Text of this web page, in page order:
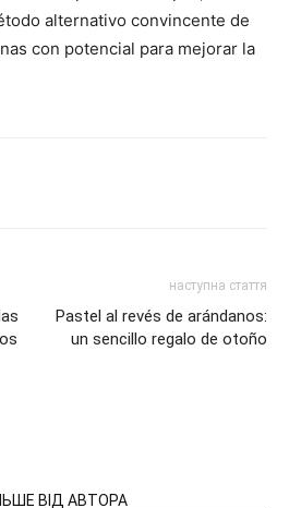
alternativo convincente de
con potencial para mejorar la
наступна стаття
Pastel al revés de arándanos:
un sencillo regalo de otoño
ВІД АВТОРА